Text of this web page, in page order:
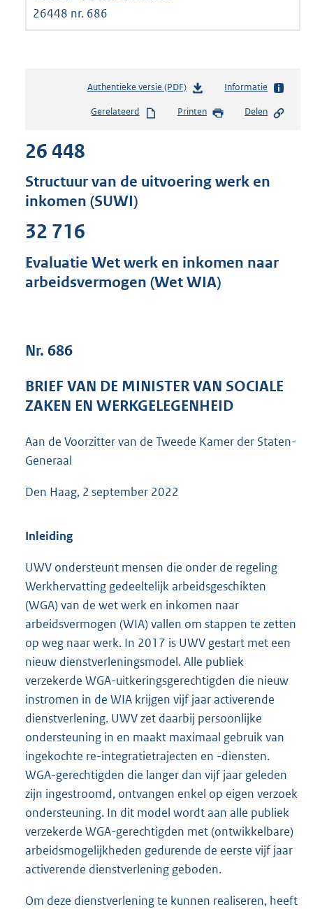
26448 nr. 686
Authentieke versie (PDF)b
s
d
s
t
t
Informatie
Gerelateerd Printen Delen
26 448
Structuur van de uitvoering werk en
inkomen (SUWI)
32 716
Evaluatie Wet werk en inkomen naar
arbeidsvermogen (Wet WIA)
Nr. 686
BRIEF VAN DE MINISTER VAN SOCIALE
ZAKEN EN WERKGELEGENHEID
Aan de Voorzitter van de Tweede Kamer der Staten-
Generaal
Den Haag, 2 september 2022
Inleiding
UWV ondersteunt mensen die onder de regeling
Werkhervatting gedeeltelijk arbeidsgeschikten
(WGA) van de wet werk en inkomen naar
arbeidsvermogen (WIA) vallen om stappen te zetten
op weg naar werk. In 2017 is UWV gestart met een
nieuw dienstverleningsmodel. Alle publiek
verzekerde WGA-uitkeringsgerechtigden die nieuw
instromen in de WIA krijgen vijf jaar activerende
dienstverlening. UWV zet daarbij persoonlijke
ondersteuning in en maakt maximaal gebruik van
ingekochte re-integratietrajecten en -diensten.
WGA-gerechtigden die langer dan vijf jaar geleden
zijn ingestroomd, ontvangen enkel op eigen verzoek
ondersteuning. In dit model wordt aan alle publiek
verzekerde WGA-gerechtigden met (ontwikkelbare)
arbeidsmogelijkheden gedurende de eerste vijf jaar
activerende dienstverlening geboden.
Om deze dienstverlening te kunnen realiseren, heeft